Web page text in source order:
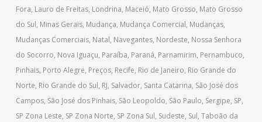
Fora, Lauro de Freitas, Londrina, Maceió, Mato Grosso, Mato Grosso
do Sul, Minas Gerais, Mudança, Mudança Comercial, Mudanças,
Mudanças Comerciais, Natal, Navegantes, Nordeste, Nossa Senhora
do Socorro, Nova Iguaçu, Paraíba, Paraná, Parnamirim, Pernambuco,
Pinhais, Porto Alegre, Preços, Recife, Rio de Janeiro, Rio Grande do
Norte, Rio Grande do Sul, RJ, Salvador, Santa Catarina, São José dos
Campos, São José dos Pinhais, São Leopoldo, São Paulo, Sergipe, SP,
SP Zona Leste, SP Zona Norte, SP Zona Sul, Sudeste, Sul, Taboão da